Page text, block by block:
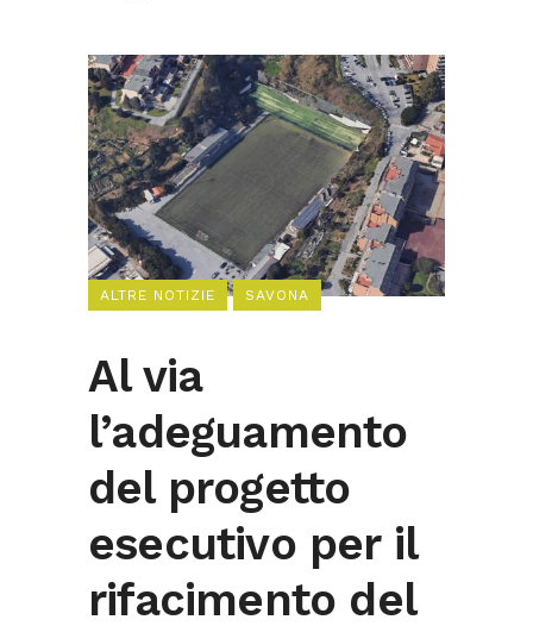
ALTRE NOTIZIE SAVONA
Al via
l’adeguamento
del progetto
esecutivo per il
rifacimento del